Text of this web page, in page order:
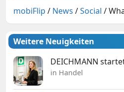
mobiFlip / News /Social /
Weitere Neuigkeiten
DEICHMANN
in Handel